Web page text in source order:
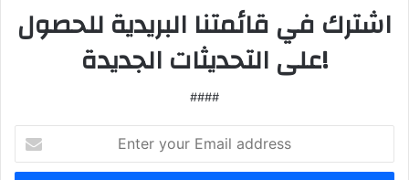
اشترك في قائمتنا البريدية للحصول
على التحديثات الجديدة!
####
your
Email